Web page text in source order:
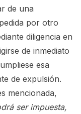
de una
por otro
diligencia en
de inmediato
esa
de expulsión.
mencionada,
ser impuesta,